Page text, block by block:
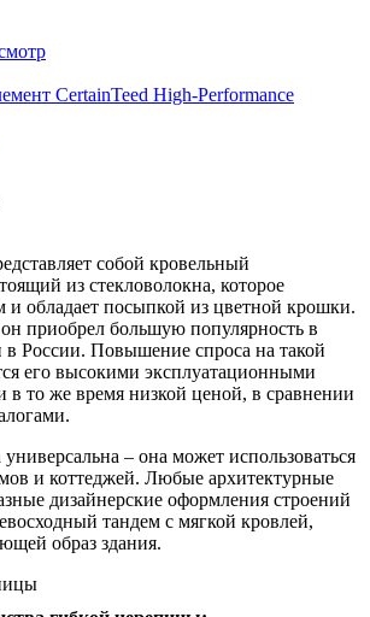
CertainTeed High-Performance
собой кровельный
из стекловолокна, которое
и обладает посыпкой из цветной крошки.
приобрел большую популярность в
в России. Повышение спроса на такой
его высокими эксплуатационными
в то же время низкой ценой, в сравнении
– она может использоваться
и коттеджей. Любые архитектурные
дизайнерские оформления строений
тандем с мягкой кровлей,
образ здания.